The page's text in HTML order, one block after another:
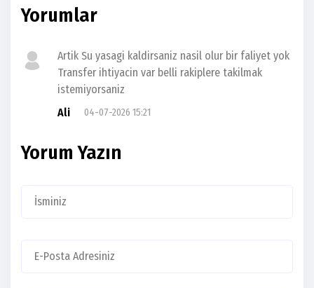
Yorumlar
Artik Su yasagi kaldirsaniz nasil olur bir faliyet yok
Transfer ihtiyacin var belli rakiplere takilmak
istemiyorsaniz
Ali
04-07-2026 15:21
Yorum Yazın